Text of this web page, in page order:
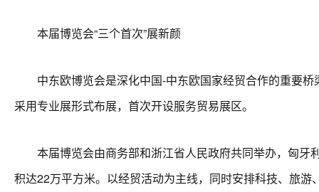
本届博览会“三个首次”展新颜
中东欧博览会是深化中国-中东欧国家经贸合作的重要桥
采用专业展形式布展，首次开设服务贸易展区。
本届博览会由商务部和浙江省人民政府共同举办，匈牙
积达22万平方米。以经贸活动为主线，同时安排科技、旅